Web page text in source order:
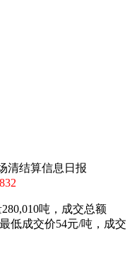
清结算信息日报
吨，成交总额
低成交价54元/吨，成交